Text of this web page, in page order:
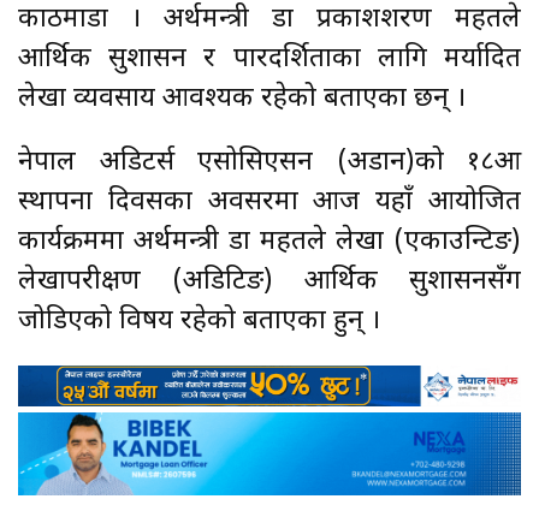
काठमाडौँ । अर्थमन्त्री डा प्रकाशशरण महतले
आर्थिक सुशासन र पारदर्शिताका लागि मर्यादित
लेखा व्यवसाय आवश्यक रहेको बताएका छन् ।
नेपाल अडिटर्स एसोसिएसन (अडान)को १८औँ
स्थापना दिवसका अवसरमा आज यहाँ आयोजित
कार्यक्रममा अर्थमन्त्री डा महतले लेखा (एकाउन्टिङ)
लेखापरीक्षण (अडिटिङ) आर्थिक सुशासनसँग
जोडिएको विषय रहेको बताएका हुन् ।